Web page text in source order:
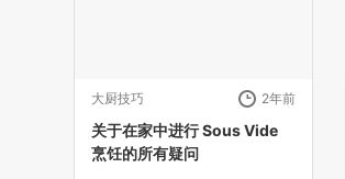
大厨技巧 2年前
关于在家中进行 Sous Vide
烹饪的所有疑问